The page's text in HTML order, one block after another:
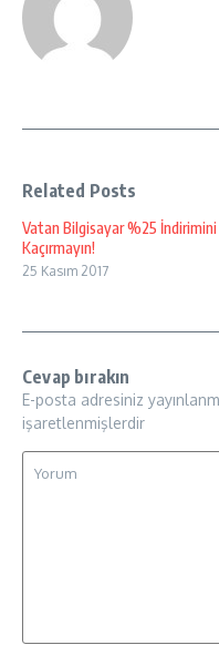
Related Posts
Vatan Bilgisayar %25 İndirimini
Kaçırmayın!
25 Kasım 2017
Cevap bırakın
E-posta adresiniz
işaretlenmişlerdir